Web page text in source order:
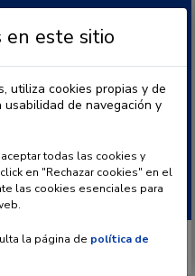
en este sitio
utiliza cookies propias y de
de navegación y
todas las cookies y
en "Rechazar cookies" en el
las cookies esenciales para
la página de política de